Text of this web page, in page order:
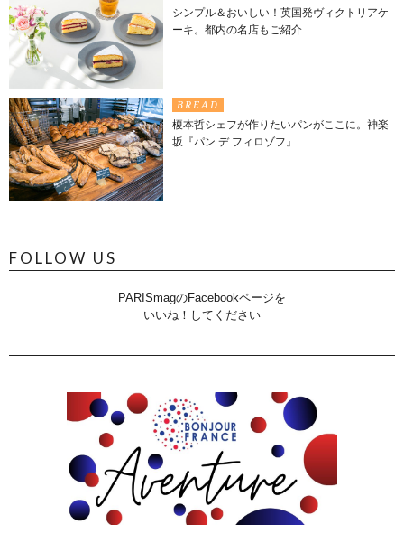
シンプル＆おいしい！英国発ヴィクトリアケ
ーキ。都内の名店もご紹介
BREAD
榎本哲シェフが作りたいパンがここに。神楽
坂『パン デ フィロゾフ』
FOLLOW US
PARISmagのFacebookページを
いいね！してください